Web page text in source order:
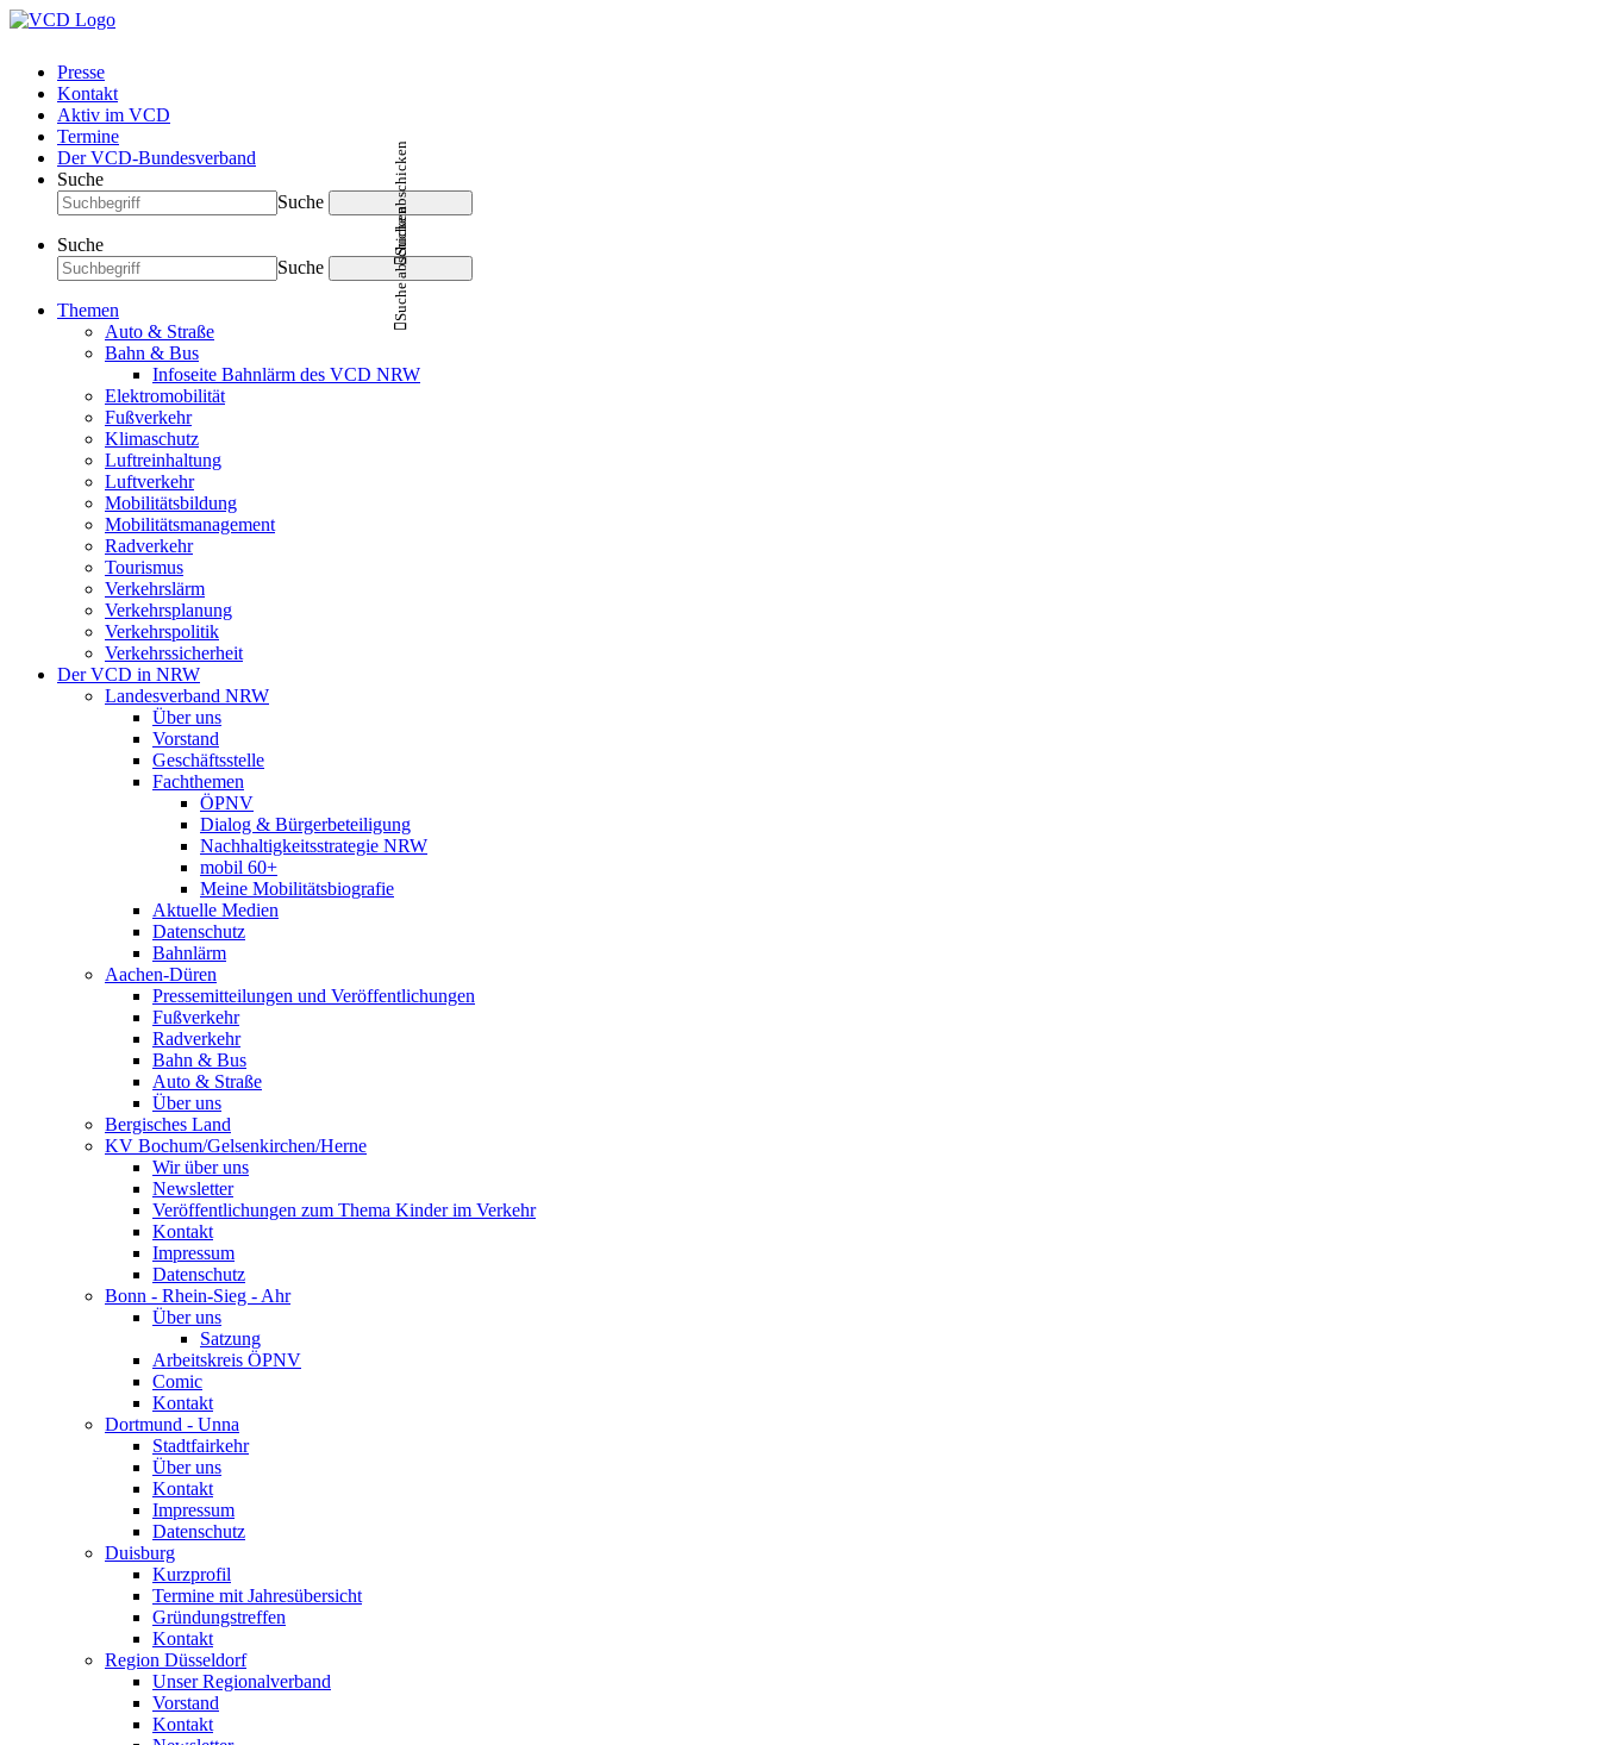
Presse
Kontakt
Aktiv im VCD
Termine
Der VCD-Bundesverband
Suche
Suche
Suche abschicken
Suche
Suche
Suche abschicken
Themen
Auto & Straße
Bahn & Bus
Infoseite Bahnlärm des VCD NRW
Elektromobilität
Fußverkehr
Klimaschutz
Luftreinhaltung
Luftverkehr
Mobilitätsbildung
Mobilitätsmanagement
Radverkehr
Tourismus
Verkehrslärm
Verkehrsplanung
Verkehrspolitik
Verkehrssicherheit
Der VCD in NRW
Landesverband NRW
Über uns
Vorstand
Geschäftsstelle
Fachthemen
ÖPNV
Dialog & Bürgerbeteiligung
Nachhaltigkeitsstrategie NRW
mobil 60+
Meine Mobilitätsbiografie
Aktuelle Medien
Datenschutz
Bahnlärm
Aachen-Düren
Pressemitteilungen und Veröffentlichungen
Fußverkehr
Radverkehr
Bahn & Bus
Auto & Straße
Über uns
Bergisches Land
KV Bochum/Gelsenkirchen/Herne
Wir über uns
Newsletter
Veröffentlichungen zum Thema Kinder im Verkehr
Kontakt
Impressum
Datenschutz
Bonn - Rhein-Sieg - Ahr
Über uns
Satzung
Arbeitskreis ÖPNV
Comic
Kontakt
Dortmund - Unna
Stadtfairkehr
Über uns
Kontakt
Impressum
Datenschutz
Duisburg
Kurzprofil
Termine mit Jahresübersicht
Gründungstreffen
Kontakt
Region Düsseldorf
Unser Regionalverband
Vorstand
Kontakt